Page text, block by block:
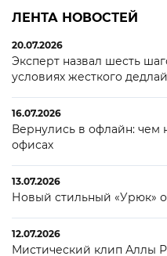
ЛЕНТА НОВОСТЕЙ
20.07.2026
Эксперт назвал шесть
условиях жесткого
16.07.2026
Вернулись в офлайн: чем
офисах
13.07.2026
Новый стильный «Урюк»
12.07.2026
Мистический клип Аллы